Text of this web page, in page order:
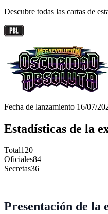
Descubre todas las cartas de
Fecha de lanzamiento 16/07/
Estadísticas de la
Total120
Oficiales84
Secretas36
Presentación de la